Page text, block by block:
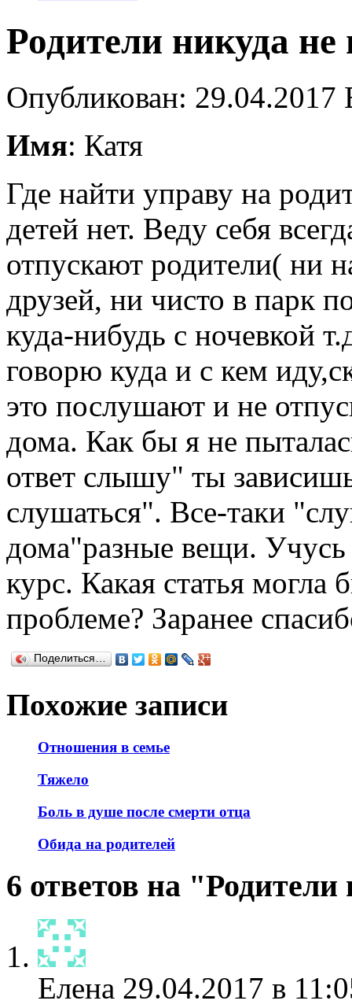
Родители никуда не
Опубликован:
Имя: Катя
Где найти управу на
детей нет. Веду себя
отпускают родители( ни
друзей, ни чисто в парк
куда-нибудь с ночевкой
говорю куда и с кем
это послушают и не
дома. Как бы я не
ответ слышу" ты
слушаться". Все-таки
дома"разные вещи. Учусь
курс. Какая статья
проблеме? Заранее
Поделиться…
Похожие записи
Отношения в семье
Тяжело
Боль в душе после смерти отца
Обида на родителей
6 ответов на
Елена 29.04.2017 в